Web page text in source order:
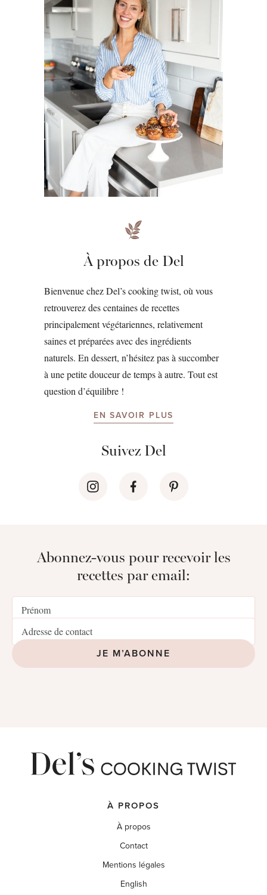
À propos de Del
Bienvenue chez Del’s cooking twist, où vous
retrouverez des centaines de recettes
principalement végétariennes, relativement
saines et préparées avec des ingrédients
naturels. En dessert, n’hésitez pas à succomber
à une petite douceur de temps à autre. Tout est
question d’équilibre !
EN SAVOIR PLUS
Suivez Del
Abonnez-vous pour recevoir les
recettes par email:
JE M’ABONNE
À PROPOS
À propos
Contact
Mentions légales
English